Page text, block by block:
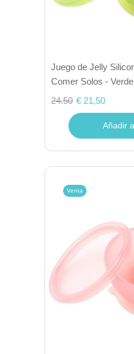
Juego de Jelly
Comer Solos -
24.50 € 21,50
Añadir
Venta